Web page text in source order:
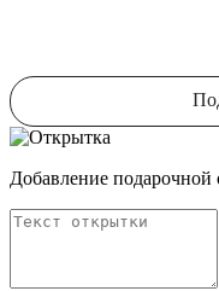
Добавление подарочной